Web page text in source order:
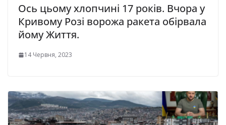
Ось цьому хлопчині 17 років. Вчора у
Кривому Розі ворожа ракета обірвала
йому Життя.
14 Червня, 2023